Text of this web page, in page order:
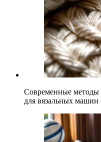
Современные методы
для вязальных